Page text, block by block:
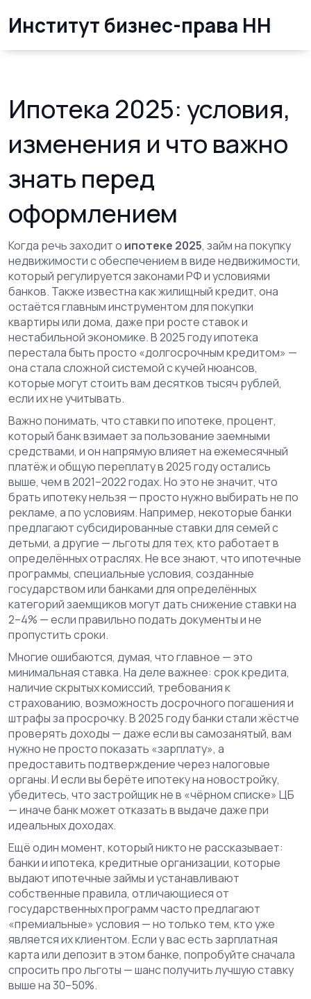
Институт бизнес-права НН
Ипотека 2025: условия,
изменения и что важно
знать перед
оформлением
Когда речь заходит о ипотеке 2025, займ на покупку
недвижимости с обеспечением в виде недвижимости,
который регулируется законами РФ и условиями
банков. Также известна какжилищный кредит, она
остаётся главным инструментом для покупки
квартиры или дома, даже при росте ставок и
нестабильной экономике.В 2025 году ипотека
перестала быть просто «долгосрочным кредитом» —
она стала сложной системой с кучей нюансов,
которые могут стоить вам десятков тысяч рублей,
если их не учитывать.
Важно понимать, чтоставки по ипотеке, процент,
который банк взимает за пользование заемными
средствами, и он напрямую влияет на ежемесячный
платёж и общую переплатув 2025 году остались
выше, чем в 2021–2022 годах. Но это не значит, что
брать ипотеку нельзя — просто нужно выбирать не по
рекламе, а по условиям. Например, некоторые банки
предлагают субсидированные ставки для семей с
детьми, а другие — льготы для тех, кто работает в
определённых отраслях. Не все знают, чтоипотечные
программы, специальные условия, созданные
государством или банками для определённых
категорий заемщиковмогут дать снижение ставки на
2–4% — если правильно подать документы и не
пропустить сроки.
Многие ошибаются, думая, что главное — это
минимальная ставка. На деле важнее: срок кредита,
наличие скрытых комиссий, требования к
страхованию, возможность досрочного погашения и
штрафы за просрочку. В 2025 году банки стали жёстче
проверять доходы — даже если вы самозанятый, вам
нужно не просто показать «зарплату», а
предоставить подтверждение через налоговые
органы. И если вы берёте ипотеку на новостройку,
убедитесь, что застройщик не в «чёрном списке» ЦБ
— иначе банк может отказать в выдаче даже при
идеальных доходах.
Ещё один момент, который никто не рассказывает:
банки и ипотека, кредитные организации, которые
выдают ипотечные займы и устанавливают
собственные правила, отличающиеся от
государственных программчасто предлагают
«премиальные» условия — но только тем, кто уже
является их клиентом. Если у вас есть зарплатная
карта или депозит в этом банке, попробуйте сначала
спросить про льготы — шанс получить лучшую ставку
выше на 30–50%.